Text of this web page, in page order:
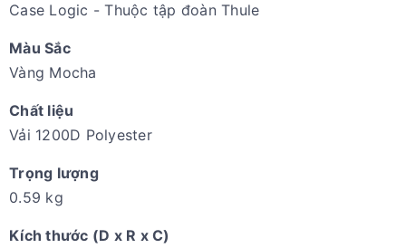
Case Logic - Thuộc tập đoàn Thule
Màu Sắc
Vàng Mocha
Chất liệu
Vải 1200D Polyester
Trọng lượng
0.59 kg
Kích thước (D x R x C)